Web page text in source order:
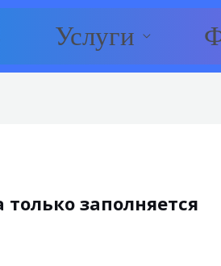
Услуги
заполняется